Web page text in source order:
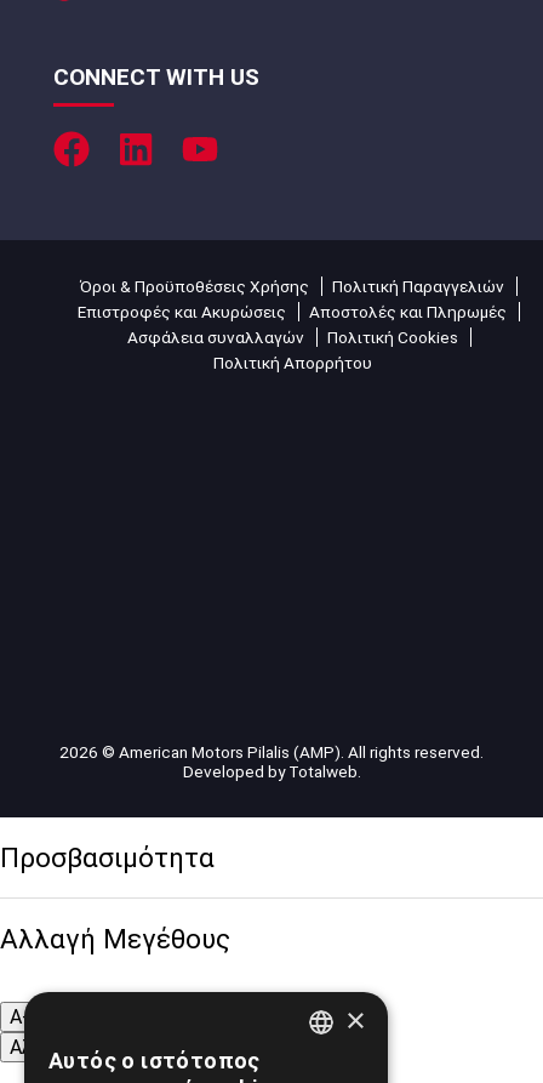
CONNECT WITH US
Όροι & Προϋποθέσεις Χρήσης
Πολιτική Παραγγελιών
Επιστροφές και Ακυρώσεις
Αποστολές και Πληρωμές
Ασφάλεια συναλλαγών
Πολιτική Cookies
Πολιτική Απορρήτου
2026 © American Motors Pilalis (AMP). All rights reserved.
Developed byTotalweb
Προσβασιμότητα
Αλλαγή Μεγέθους
A-
Αλλαγή Γραμματοσειράς
×
Αυτός ο ιστότοπος